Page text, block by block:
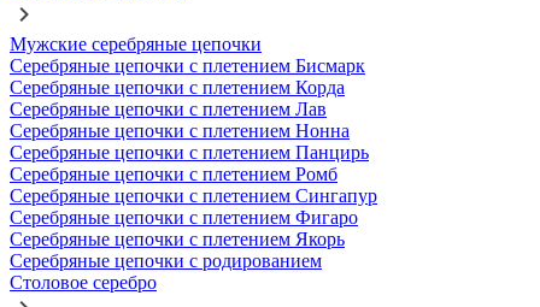
Мужские серебряные цепочки
Серебряные цепочки с плетением Бисмарк
Серебряные цепочки с плетением Корда
Серебряные цепочки с плетением Лав
Серебряные цепочки с плетением Нонна
Серебряные цепочки с плетением Панцирь
Серебряные цепочки с плетением Ромб
Серебряные цепочки с плетением Сингапур
Серебряные цепочки с плетением Фигаро
Серебряные цепочки с плетением Якорь
Серебряные цепочки с родированием
Столовое серебро